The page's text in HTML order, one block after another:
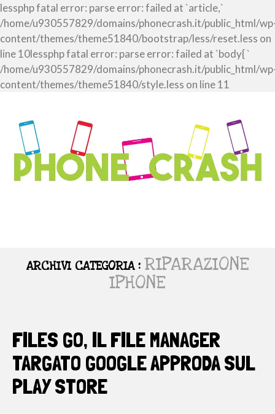
lessphp fatal error: parse error: failed at `article,`
/home/u930557829/domains/phonecrash.it/public_html/
content/themes/theme51840/bootstrap/less/reset.less on
line 10lessphp fatal error: parse error: failed at `body{ `
/home/u930557829/domains/phonecrash.it/public_html/
content/themes/theme51840/style.less on line 11
ARCHIVI CATEGORIA : RIPARAZIONE
IPHONE
FILES GO, IL FILE MANAGER
TARGATO GOOGLE APPRODA SUL
PLAY STORE